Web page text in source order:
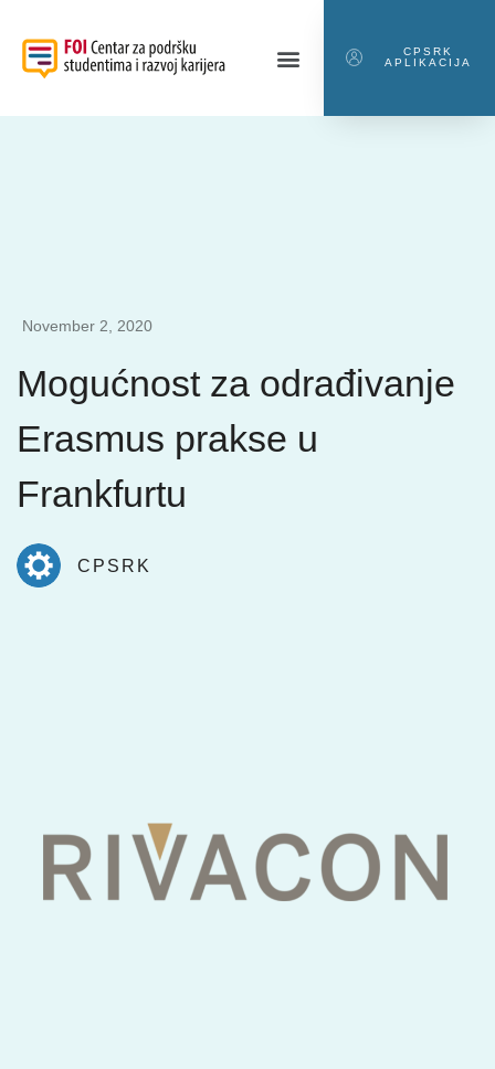
CPSRK
APLIKACIJA
November 2, 2020
Mogućnost za odrađivanje
Erasmus prakse u
Frankfurtu
CPSRK